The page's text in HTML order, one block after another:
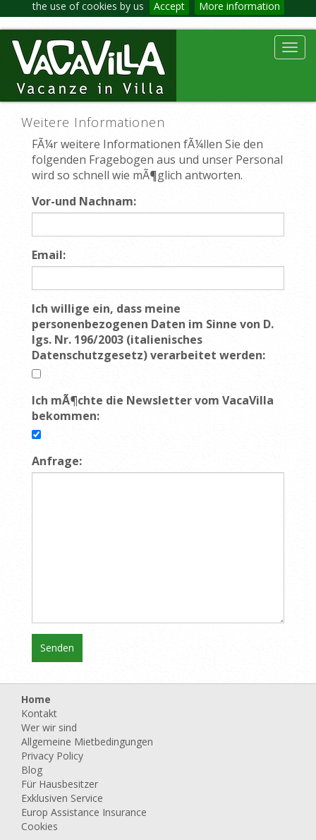
the use of cookies by us Accept More information
Weitere Informationen
FÃ¼r weitere Informationen fÃ¼llen Sie den
folgenden Fragebogen aus und unser Personal
wird so schnell wie mÃ¶glich antworten.
Vor-und Nachnam:
Email:
Ich willige ein, dass meine
personenbezogenen Daten im Sinne von D.
lgs. Nr. 196/2003 (italienisches
Datenschutzgesetz) verarbeitet werden:
Ich mÃ¶chte die Newsletter vom VacaVilla
bekommen:
Anfrage:
Home
Kontakt
Wer wir sind
Allgemeine Mietbedingungen
Privacy Policy
Blog
Für Hausbesitzer
Exklusiven Service
Europ Assistance Insurance
Cookies